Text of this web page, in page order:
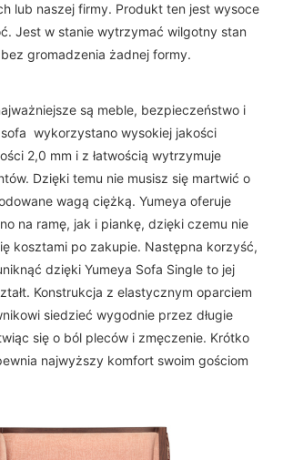
lub naszej firmy. Produkt ten jest wysoce
Jest w stanie wytrzymać wilgotny stan
gromadzenia żadnej formy.
są meble, bezpieczeństwo i
wykorzystano wysokiej jakości
2,0 mm i z łatwością wytrzymuje
Dzięki temu nie musisz się martwić o
wagą ciężką. Yumeya oferuje
na ramę, jak i piankę, dzięki czemu nie
kosztami po zakupie. Następna korzyść,
dzięki Yumeya Sofa Single to jej
Konstrukcja z elastycznym oparciem
siedzieć wygodnie przez długie
się o ból pleców i zmęczenie. Krótko
najwyższy komfort swoim gościom